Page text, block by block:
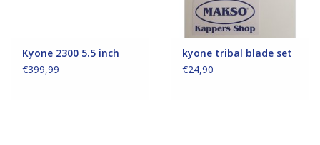
Kyone 2300 5.5 inch
€399,99
kyone tribal blade set
€24,90